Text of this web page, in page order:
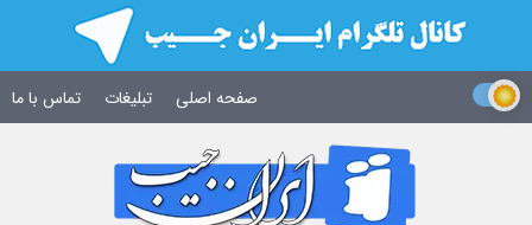
صفحه اصلی تبلیغات تماس با ما